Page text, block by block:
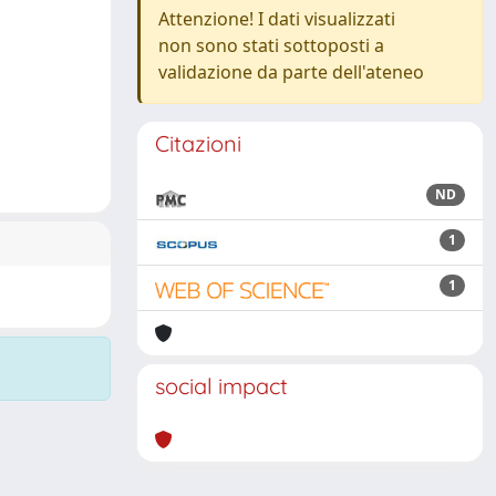
Attenzione! I dati visualizzati
non sono stati sottoposti a
validazione da parte dell'ateneo
Citazioni
ND
1
1
social impact